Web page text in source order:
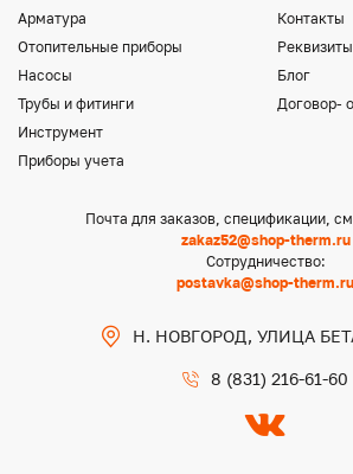
Арматура
Отопительные приборы
Насосы
Трубы и фитинги
Инструмент
Приборы учета
Контакты
Реквизиты
Блог
Договор-
Почта для заказов, спецификации,
zakaz52@shop-therm.ru
Сотрудничество:
postavka@shop-therm.ru
Н. НОВГОРОД, УЛИЦА
8 (831) 216-61-60